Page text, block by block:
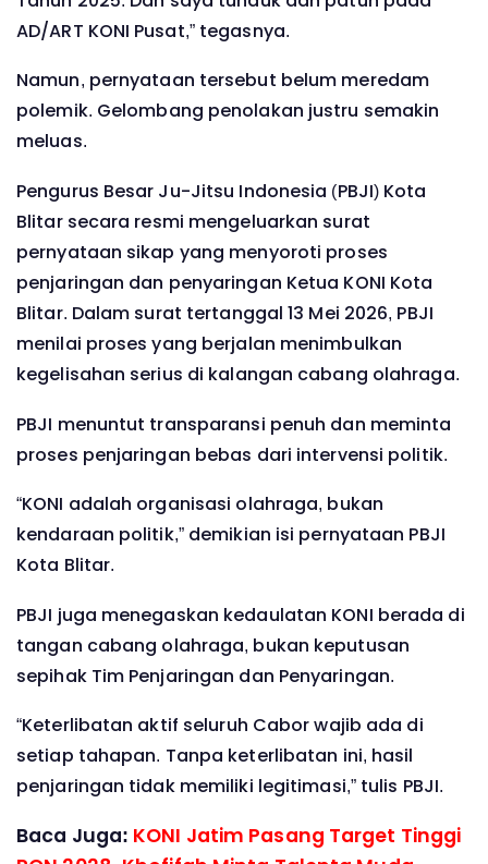
AD/ART KONI Pusat,” tegasnya.
Namun, pernyataan tersebut belum meredam
polemik. Gelombang penolakan justru semakin
meluas.
Pengurus Besar Ju-Jitsu Indonesia (PBJI) Kota
Blitar secara resmi mengeluarkan surat
pernyataan sikap yang menyoroti proses
penjaringan dan penyaringan Ketua KONI Kota
Blitar. Dalam surat tertanggal 13 Mei 2026, PBJI
menilai proses yang berjalan menimbulkan
kegelisahan serius di kalangan cabang olahraga.
PBJI menuntut transparansi penuh dan meminta
proses penjaringan bebas dari intervensi politik.
“KONI adalah organisasi olahraga, bukan
kendaraan politik,” demikian isi pernyataan PBJI
Kota Blitar.
PBJI juga menegaskan kedaulatan KONI berada di
tangan cabang olahraga, bukan keputusan
sepihak Tim Penjaringan dan Penyaringan.
“Keterlibatan aktif seluruh Cabor wajib ada di
setiap tahapan. Tanpa keterlibatan ini, hasil
penjaringan tidak memiliki legitimasi,” tulis PBJI.
Baca Juga: KONI Jatim Pasang Target Tinggi